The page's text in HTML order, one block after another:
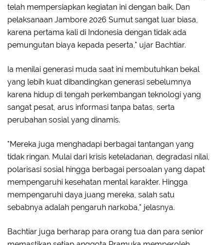
telah mempersiapkan kegiatan ini dengan baik. Dan
pelaksanaan Jambore 2026 Sumut sangat luar biasa,
karena pertama kali di Indonesia dengan tidak ada
pemungutan biaya kepada peserta," ujar Bachtiar.
Ia menilai generasi muda saat ini membutuhkan bekal
yang lebih kuat dibandingkan generasi sebelumnya
karena hidup di tengah perkembangan teknologi yang
sangat pesat, arus informasi tanpa batas, serta
perubahan sosial yang dinamis.
"Mereka juga menghadapi berbagai tantangan yang
tidak ringan. Mulai dari krisis keteladanan, degradasi nilai,
polarisasi sosial hingga berbagai persoalan yang dapat
mempengaruhi kesehatan mental karakter. Hingga
mempengaruhi daya juang mereka, salah satu
sebabnya adalah pengaruh narkoba," jelasnya.
Bachtiar juga berharap para orang tua dan para senior